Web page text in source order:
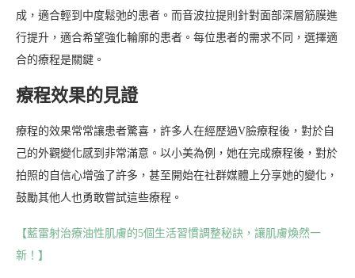
成，適合輕到中度鬆弛的患者。而音波拉提則針對面部深層筋膜進
行提升，適合希望強化輪廓的患者。每位患者的需求不同，選擇適
合的療程是關鍵。
療程效果的見證
療程的效果常常讓患者驚喜，許多人在經歷過V臉療程後，對於自
己的外觀變化感到非常滿意。以小美為例，她在完成療程後，對於
拍照的自信心增強了許多，甚至開始在社群媒體上分享她的變化，
鼓勵其他人也勇敢嘗試這些療程。
【藍雷射治療油性肌膚的5個生活習慣調整秘訣，讓肌膚煥然一
新！】